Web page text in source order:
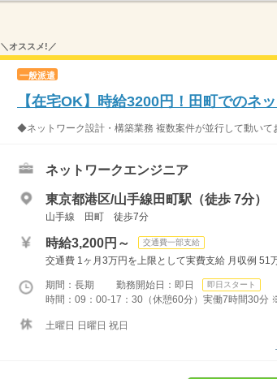
＼オススメ!／
一般派遣
【在宅OK】時給3200円！田町でのネ
◆ネットワーク設計・構築業務 複数案件が並行して動いて
ネットワークエンジニア
東京都港区/山手線田町駅（徒歩 7分）
山手線 田町 徒歩7分
時給3,200円～ 交通費一部支給
交通費 1ヶ月3万円を上限として実費支給 月収例 51
期間：長期 勤務開始日：即日 即日スタート
時間：09：00-17：30（休憩60分）実働7時間30分
土曜日 日曜日 祝日